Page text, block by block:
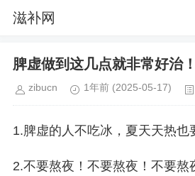
滋补网
脾虚做到这几点就非常好治！
zibucn 1年前 (2025-05-17)
1.脾虚的人不吃冰，夏天天热也
2.不要熬夜！不要熬夜！不要熬